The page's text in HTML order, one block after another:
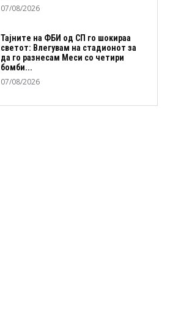
07/08/2026
Тајните на ФБИ од СП го шокираа
светот: Влегувам на стадионот за
да го разнесам Меси со четири
бомби...
07/08/2026